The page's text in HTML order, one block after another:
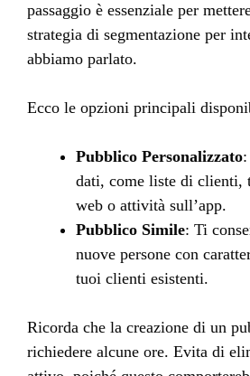
passaggio è essenziale per
strategia di segmentazione per
abbiamo parlato.
Ecco le opzioni principali
Pubblico Personalizzato
dati, come liste di clienti,
web o attività sull’app.
Pubblico Simile: Ti
nuove persone con
tuoi clienti esistenti.
Ricorda che la creazione di un
richiedere alcune ore. Evita di